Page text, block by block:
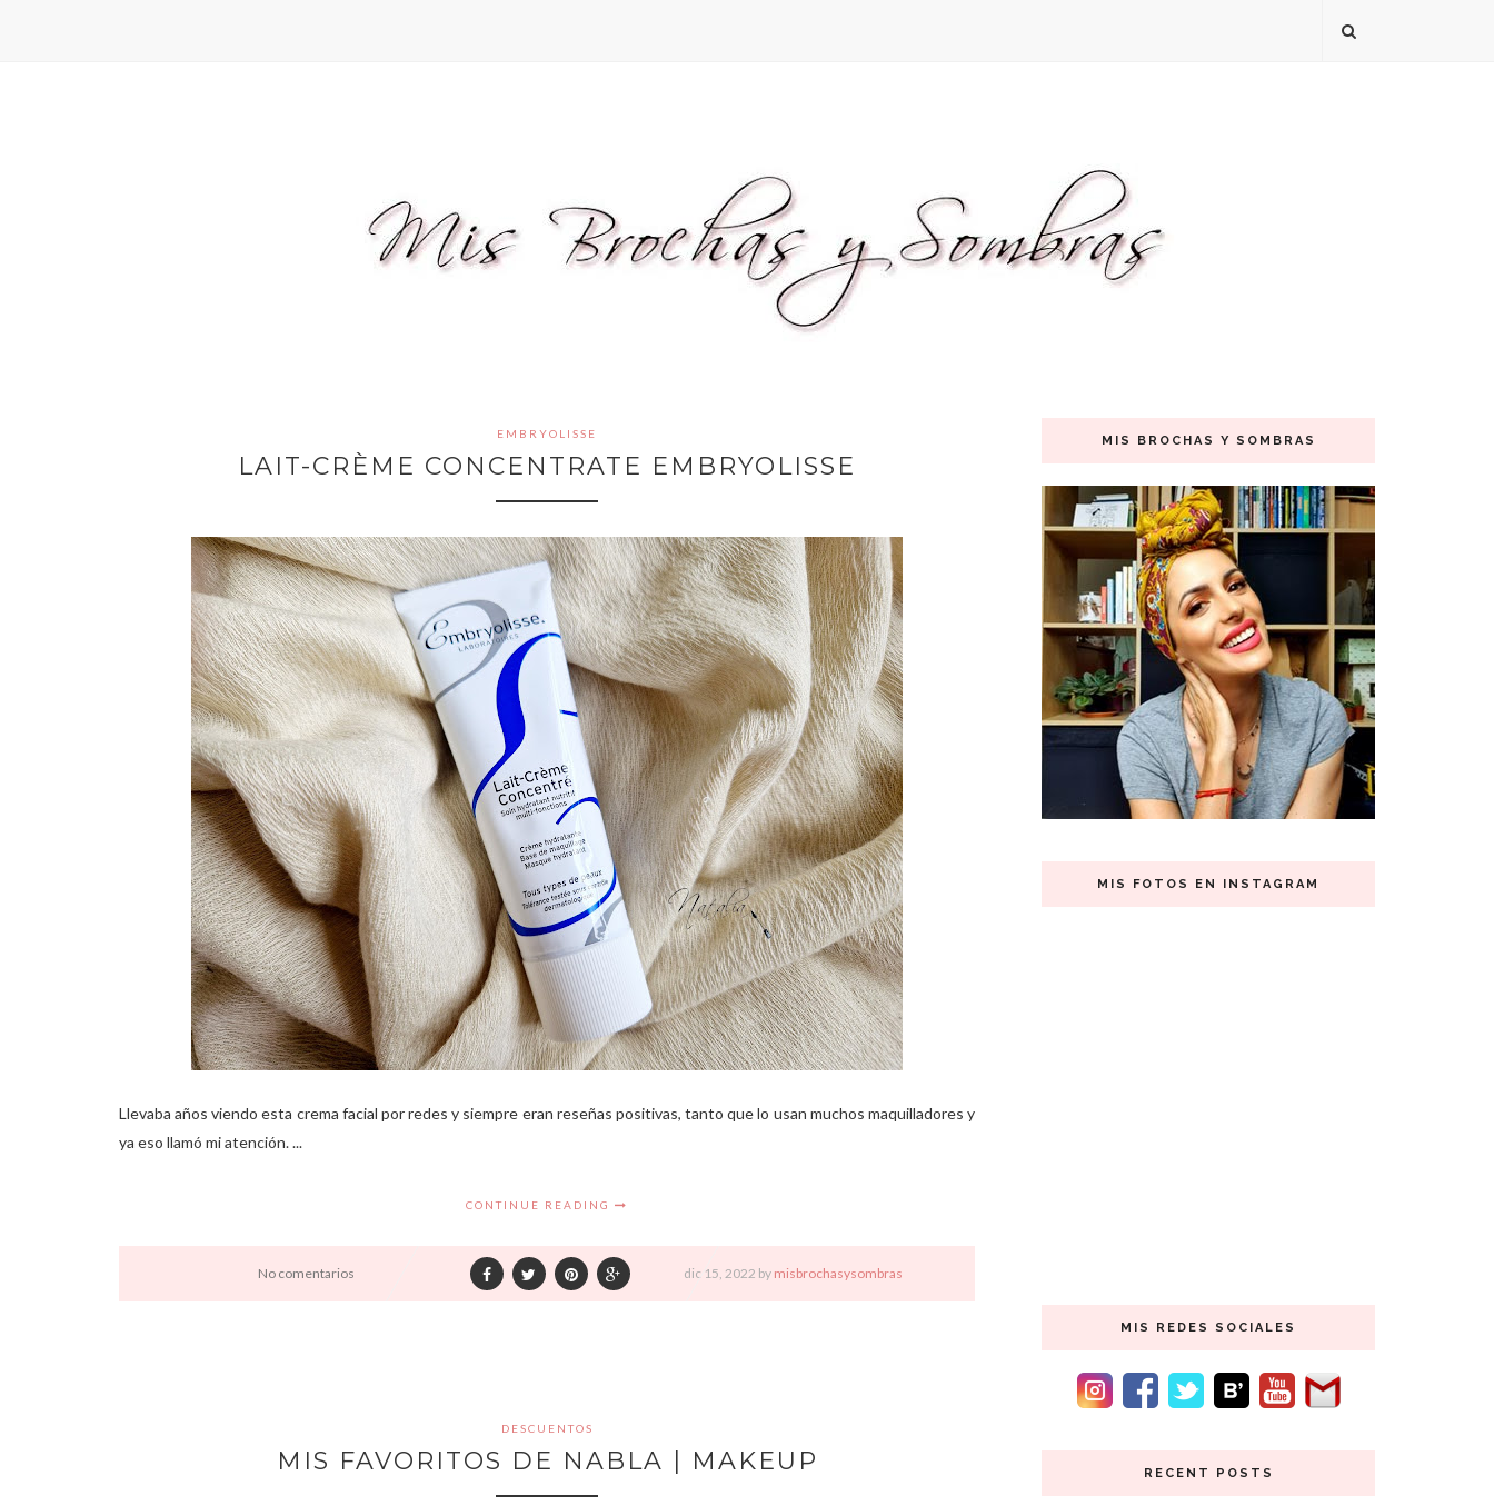
EMBRYOLISSE
LAIT-CRÈME CONCENTRATE EMBRYOLISSE
Llevaba años viendo esta crema facial por redes y siempre eran reseñas positivas, tanto que lo usan muchos maquilladores y
ya eso llamó mi atención. ...
CONTINUE READING
No comentarios dic 15, 2022 by misbrochasysombras
DESCUENTOS
MIS FAVORITOS DE NABLA | MAKEUP
MIS BROCHAS Y SOMBRAS
MIS FOTOS EN INSTAGRAM
MIS REDES SOCIALES
RECENT POSTS